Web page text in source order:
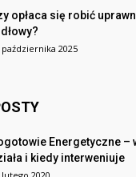
opłaca się robić
października 2025
Energetyczne –
i kiedy interweniuje